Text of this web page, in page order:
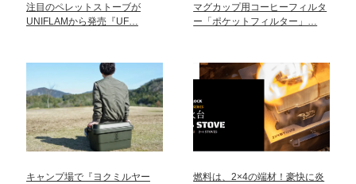
注目のペレットストーブが
UNIFLAMから発売『UF…
マグカップ用コーヒーフィルタ
ー「ポケットフィルター」…
キャンプ場で『ヨクミルヤー
燃料は、2×4の端材！豪快に炎